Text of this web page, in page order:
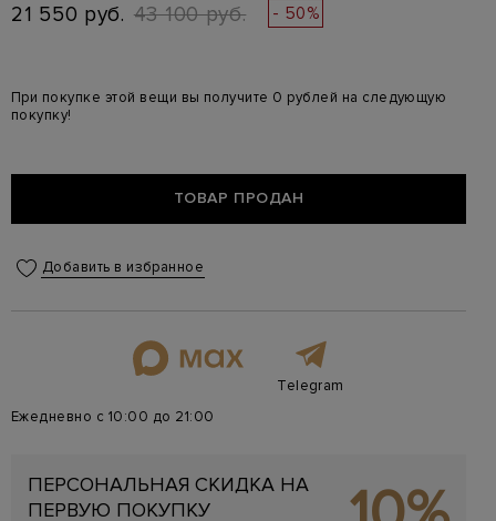
21 550 руб. 43 100 руб. - 50%
При покупке этой вещи вы получите 0 рублей на следующую
покупку!
ТОВАР ПРОДАН
Добавить в избранное
Telegram
Ежедневно с 10:00 до 21:00
ПЕРСОНАЛЬНАЯ СКИДКА НА
ПЕРВУЮ ПОКУПКУ